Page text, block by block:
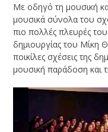
Με οδηγό τη μουσική
μουσικά σύνολα του
πιο πολλές πλευρές
δημιουργίας του Μίκη
ποικίλες σχέσεις της
μουσική παράδοση και